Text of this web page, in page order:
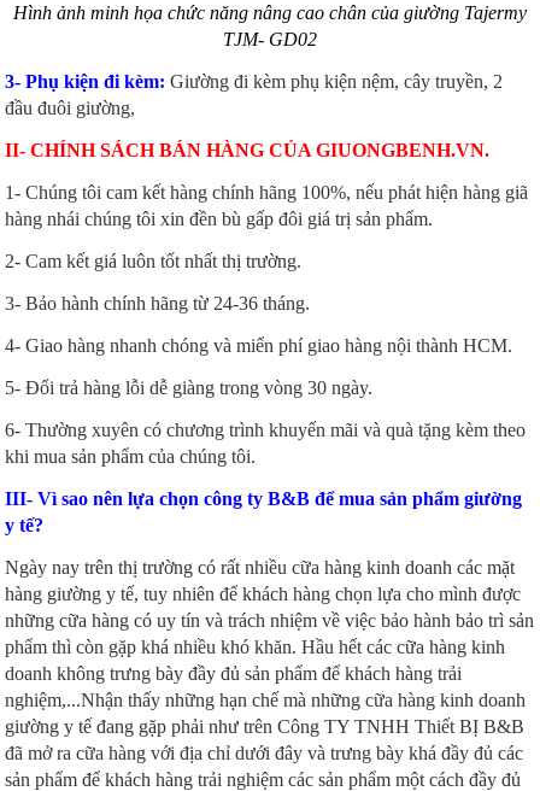
Hình ảnh minh họa chức năng nâng cao chân của giường Tajermy
TJM- GD02
3- Phụ kiện đi kèm: Giường đi kèm phụ kiện nệm, cây truyền, 2
đầu đuôi giường,
II- CHÍNH SÁCH BÁN HÀNG CỦA GIUONGBENH.VN.
1- Chúng tôi cam kết hàng chính hãng 100%, nếu phát hiện hàng giã
hàng nhái chúng tôi xin đền bù gấp đôi giá trị sản phẩm.
2- Cam kết giá luôn tốt nhất thị trường.
3- Bảo hành chính hãng từ 24-36 tháng.
4- Giao hàng nhanh chóng và miển phí giao hàng nội thành HCM.
5- Đổi trả hàng lỗi dễ giàng trong vòng 30 ngày.
6- Thường xuyên có chương trình khuyến mãi và quà tặng kèm theo
khi mua sản phẩm của chúng tôi.
III- Vì sao nên lựa chọn công ty B&B để mua sản phẩm giường
y tế?
Ngày nay trên thị trường có rất nhiều cữa hàng kinh doanh các mặt
hàng giường y tế, tuy nhiên để khách hàng chọn lựa cho mình được
những cữa hàng có uy tín và trách nhiệm về việc bảo hành bảo trì sản
phẩm thì còn gặp khá nhiều khó khăn. Hầu hết các cữa hàng kinh
doanh không trưng bày đầy đủ sản phẩm để khách hàng trải
nghiệm,...Nhận thấy những hạn chế mà những cữa hàng kinh doanh
giường y tế đang gặp phải như trên Công TY TNHH Thiết BỊ B&B
đã mở ra cữa hàng với địa chỉ dưới đây và trưng bày khá đầy đủ các
sản phẩm để khách hàng trải nghiệm các sản phẩm một cách đầy đủ